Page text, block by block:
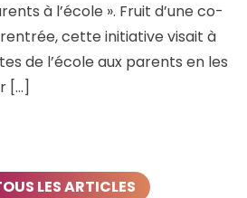
à l’école ». Fruit d’une co-
cette initiative visait à
de l’école aux parents en les
[…]
LES ARTICLES